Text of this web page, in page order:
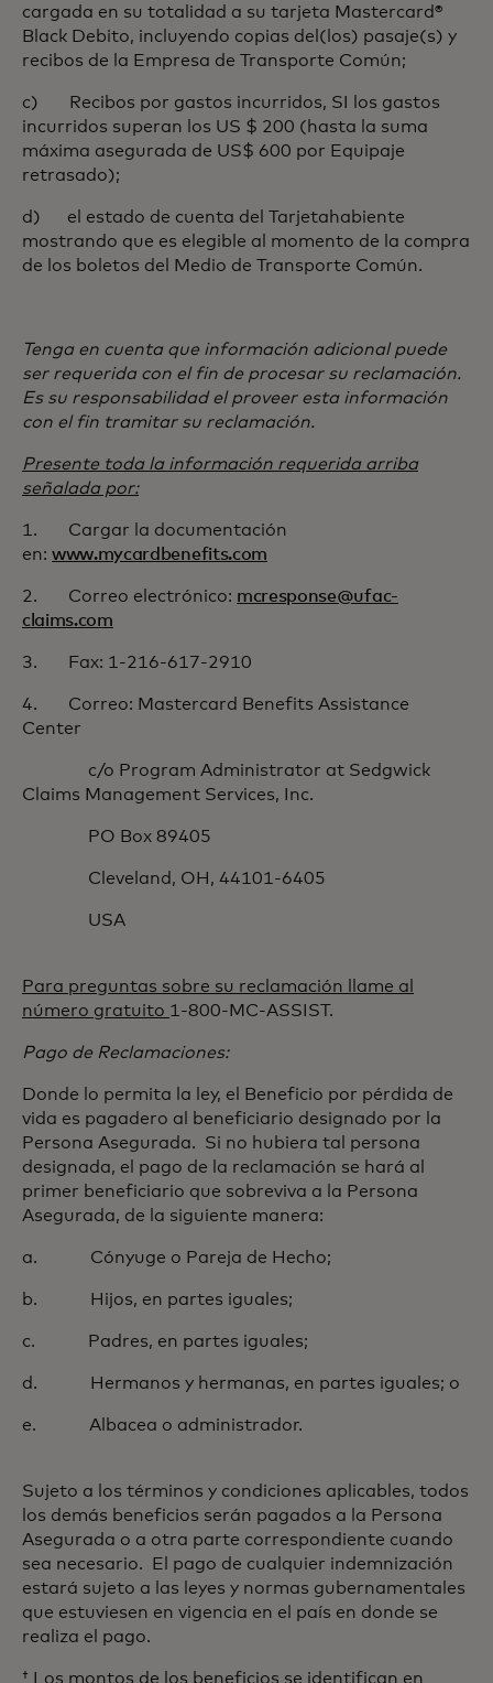
cargada en su totalidad a su tarjeta Mastercard®
Black Debito, incluyendo copias del(los) pasaje(s) y
recibos de la Empresa de Transporte Común;
c) Recibos por gastos incurridos, SI los gastos
incurridos superan los US $ 200 (hasta la suma
máxima asegurada de US$ 600 por Equipaje
retrasado);
d) el estado de cuenta del Tarjetahabiente
mostrando que es elegible al momento de la compra
de los boletos del Medio de Transporte Común.
Tenga en cuenta que información adicional puede
ser requerida con el fin de procesar su reclamación.
Es su responsabilidad el proveer esta información
con el fin tramitar su reclamación.
Presente toda la información requerida arriba
señalada por:
1. Cargar la documentación
en: www.mycardbenefits.com
2. Correo electrónico: mcresponse@ufac-
claims.com
3. Fax: 1-216-617-2910
4. Correo: Mastercard Benefits Assistance
Center
c/o Program Administrator at Sedgwick
Claims Management Services, Inc.
PO Box 89405
Cleveland, OH, 44101-6405
USA
Para preguntas sobre su reclamación llame al
número gratuito 1-800-MC-ASSIST.
Pago de Reclamaciones:
Donde lo permita la ley, el Beneficio por pérdida de
vida es pagadero al beneficiario designado por la
Persona Asegurada. Si no hubiera tal persona
designada, el pago de la reclamación se hará al
primer beneficiario que sobreviva a la Persona
Asegurada, de la siguiente manera:
a. Cónyuge o Pareja de Hecho;
b. Hijos, en partes iguales;
c. Padres, en partes iguales;
d. Hermanos y hermanas, en partes iguales; o
e. Albacea o administrador.
Sujeto a los términos y condiciones aplicables, todos
los demás beneficios serán pagados a la Persona
Asegurada o a otra parte correspondiente cuando
sea necesario. El pago de cualquier indemnización
estará sujeto a las leyes y normas gubernamentales
que estuviesen en vigencia en el país en donde se
realiza el pago.
† Los montos de los beneficios se identifican en